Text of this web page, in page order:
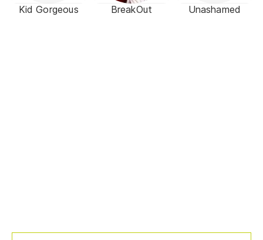
Kid Gorgeous BreakOut Unashamed